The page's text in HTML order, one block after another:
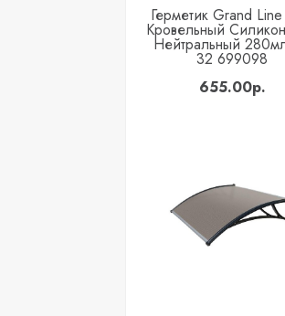
Купить
Герметик Grand
Кровельный
Нейтральный
32 699098
655.00р.